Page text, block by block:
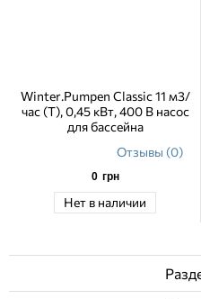
Winter.Pumpen Classic 11 м3/
час (Т), 0,45 кВт, 400 В насос
для бассейна
Отзывы (0)
0 грн
Нет в наличии